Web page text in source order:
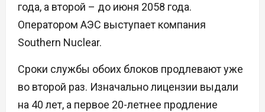
года, а второй – до июня 2058 года.
Оператором АЭС выступает компания
Southern Nuclear.
Сроки службы обоих блоков продлевают уже
во второй раз. Изначально лицензии выдали
на 40 лет, а первое 20-летнее продление